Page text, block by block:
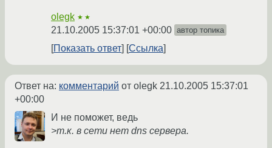
olegk ★★
21.10.2005 15:37:01 +00:00 автор топика
Показать ответ Ссылка
Ответ на: комментарий от olegk 21.10.2005 15:37:01
+00:00
И не поможет, ведь
>т.к. в сети нет dns сервера.